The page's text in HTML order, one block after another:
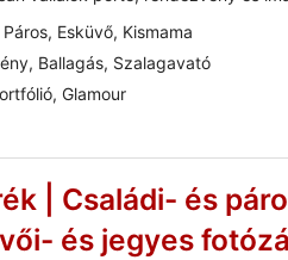
Esküvő, Kismama
Ballagás, Szalagavató
Glamour
| Családi- és
és jegyes